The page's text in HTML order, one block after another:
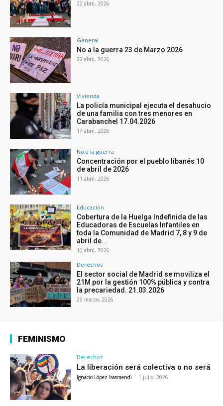
22 abril, 2026
General
No a la guerra 23 de Marzo 2026
22 abril, 2026
Vivienda
La policía municipal ejecuta el desahucio
de una familia con tres menores en
Carabanchel 17.04.2026
17 abril, 2026
No a la guerra
Concentración por el pueblo libanés 10
de abril de 2026
11 abril, 2026
Educación
Cobertura de la Huelga Indefinida de las
Educadoras de Escuelas Infantiles en
toda la Comunidad de Madrid 7, 8 y 9 de
abril de...
10 abril, 2026
Derechos
El sector social de Madrid se moviliza el
21M por la gestión 100% pública y contra
la precariedad. 21.03.2026
25 marzo, 2026
FEMINISMO
Derechos
La liberación será colectiva o no será
Ignacio López Isasmendi - 1 julio, 2026